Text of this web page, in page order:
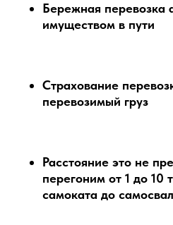
Бережная перевозка
имуществом в пути
Страхование
перевозимый груз
Расстояние это не
перегоним от 1 до 10
самоката до